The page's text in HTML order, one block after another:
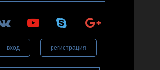
вход регистрация